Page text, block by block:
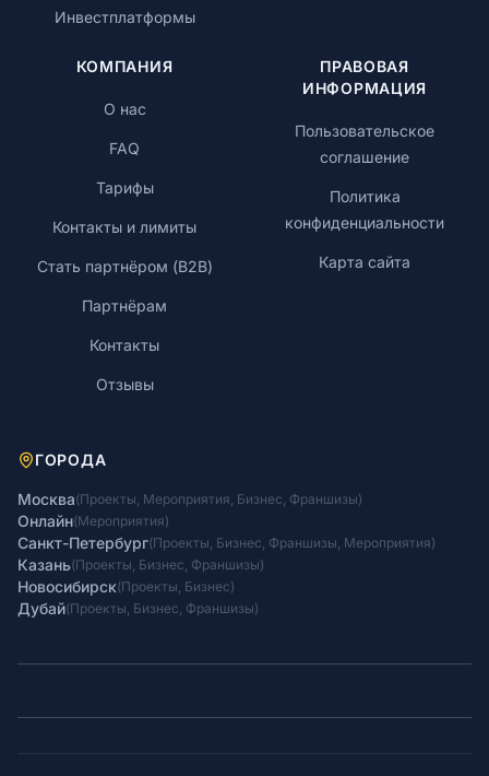
Инвестплатформы
КОМПАНИЯ
О нас
FAQ
Тарифы
Контакты и лимиты
Стать партнёром (B2B)
Партнёрам
Контакты
Отзывы
ПРАВОВАЯ
ИНФОРМАЦИЯ
Пользовательское
соглашение
Политика
конфиденциальности
Карта сайта
ГОРОДА
Москва(Проекты, Мероприятия, Бизнес, Франшизы)
Онлайн(Мероприятия)
Санкт-Петербург(Проекты, Бизнес, Франшизы, Мероприятия)
Казань(Проекты, Бизнес, Франшизы)
Новосибирск(Проекты, Бизнес)
Дубай(Проекты, Бизнес, Франшизы)